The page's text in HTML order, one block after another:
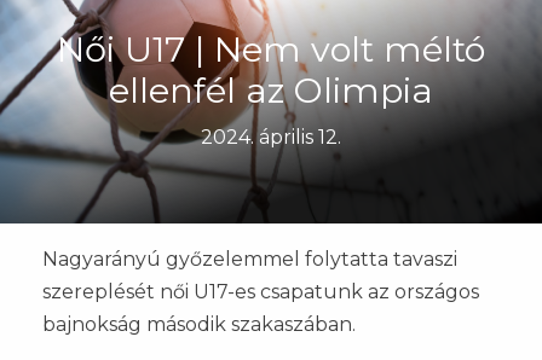
Női U17 | Nem volt méltó
ellenfél az Olimpia
2024. április 12.
Nagyarányú győzelemmel folytatta tavaszi
szereplését női U17-es csapatunk az országos
bajnokság második szakaszában.